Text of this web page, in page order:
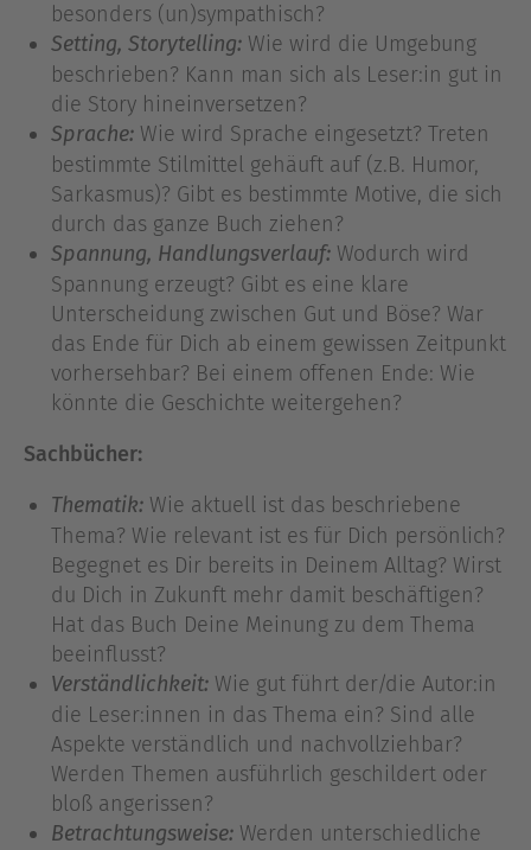
besonders (un)sympathisch?
Setting, Storytelling: Wie wird die Umgebung
beschrieben? Kann man sich als Leser:in gut in
die Story hineinversetzen?
Sprache: Wie wird Sprache eingesetzt? Treten
bestimmte Stilmittel gehäuft auf (z.B. Humor,
Sarkasmus)? Gibt es bestimmte Motive, die sich
durch das ganze Buch ziehen?
Spannung, Handlungsverlauf: Wodurch wird
Spannung erzeugt? Gibt es eine klare
Unterscheidung zwischen Gut und Böse? War
das Ende für Dich ab einem gewissen Zeitpunkt
vorhersehbar? Bei einem offenen Ende: Wie
könnte die Geschichte weitergehen?
Sachbücher:
Thematik: Wie aktuell ist das beschriebene
Thema? Wie relevant ist es für Dich persönlich?
Begegnet es Dir bereits in Deinem Alltag? Wirst
du Dich in Zukunft mehr damit beschäftigen?
Hat das Buch Deine Meinung zu dem Thema
beeinflusst?
Verständlichkeit: Wie gut führt der/die Autor:in
die Leser:innen in das Thema ein? Sind alle
Aspekte verständlich und nachvollziehbar?
Werden Themen ausführlich geschildert oder
bloß angerissen?
Betrachtungsweise: Werden unterschiedliche